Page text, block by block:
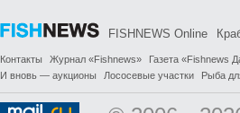
FISHNEWS Online
Контакты Журнал «Fishnews» Газета «Fishnews
И вновь — аукционы
Лососевые участки Рыба